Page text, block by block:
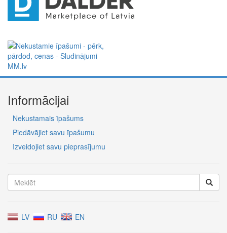
Informācijai
Nekustamais īpašums
Piedāvājiet savu īpašumu
Izveidojiet savu pieprasījumu
LV RU EN